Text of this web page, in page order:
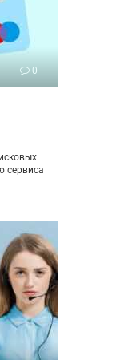
0
сервиса